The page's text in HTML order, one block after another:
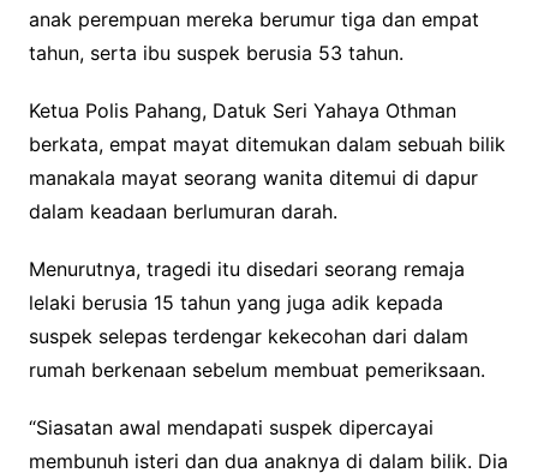
anak perempuan mereka berumur tiga dan empat
tahun, serta ibu suspek berusia 53 tahun.
Ketua Polis Pahang, Datuk Seri Yahaya Othman
berkata, empat mayat ditemukan dalam sebuah bilik
manakala mayat seorang wanita ditemui di dapur
dalam keadaan berlumuran darah.
Menurutnya, tragedi itu disedari seorang remaja
lelaki berusia 15 tahun yang juga adik kepada
suspek selepas terdengar kekecohan dari dalam
rumah berkenaan sebelum membuat pemeriksaan.
“Siasatan awal mendapati suspek dipercayai
membunuh isteri dan dua anaknya di dalam bilik. Dia